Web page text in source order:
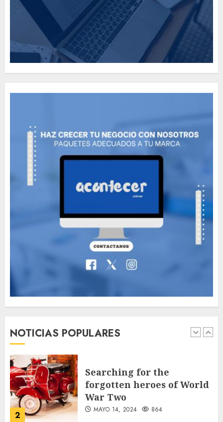
NOTICIAS POPULARES
How Many of These Italian
MAYO 14, 2024 811
Need to Know About the
Classic Cars in a Retro
Movie?
The full story of
Thailand’s extraordinary
cave rescue
MAYO 14, 2024
1
Jorge Messi, el hombre
que acompañó a Lionel
AGOSTO 8, 2026
2
Searching for the
forgotten heroes of World
War Two
MAYO 14, 2024 864